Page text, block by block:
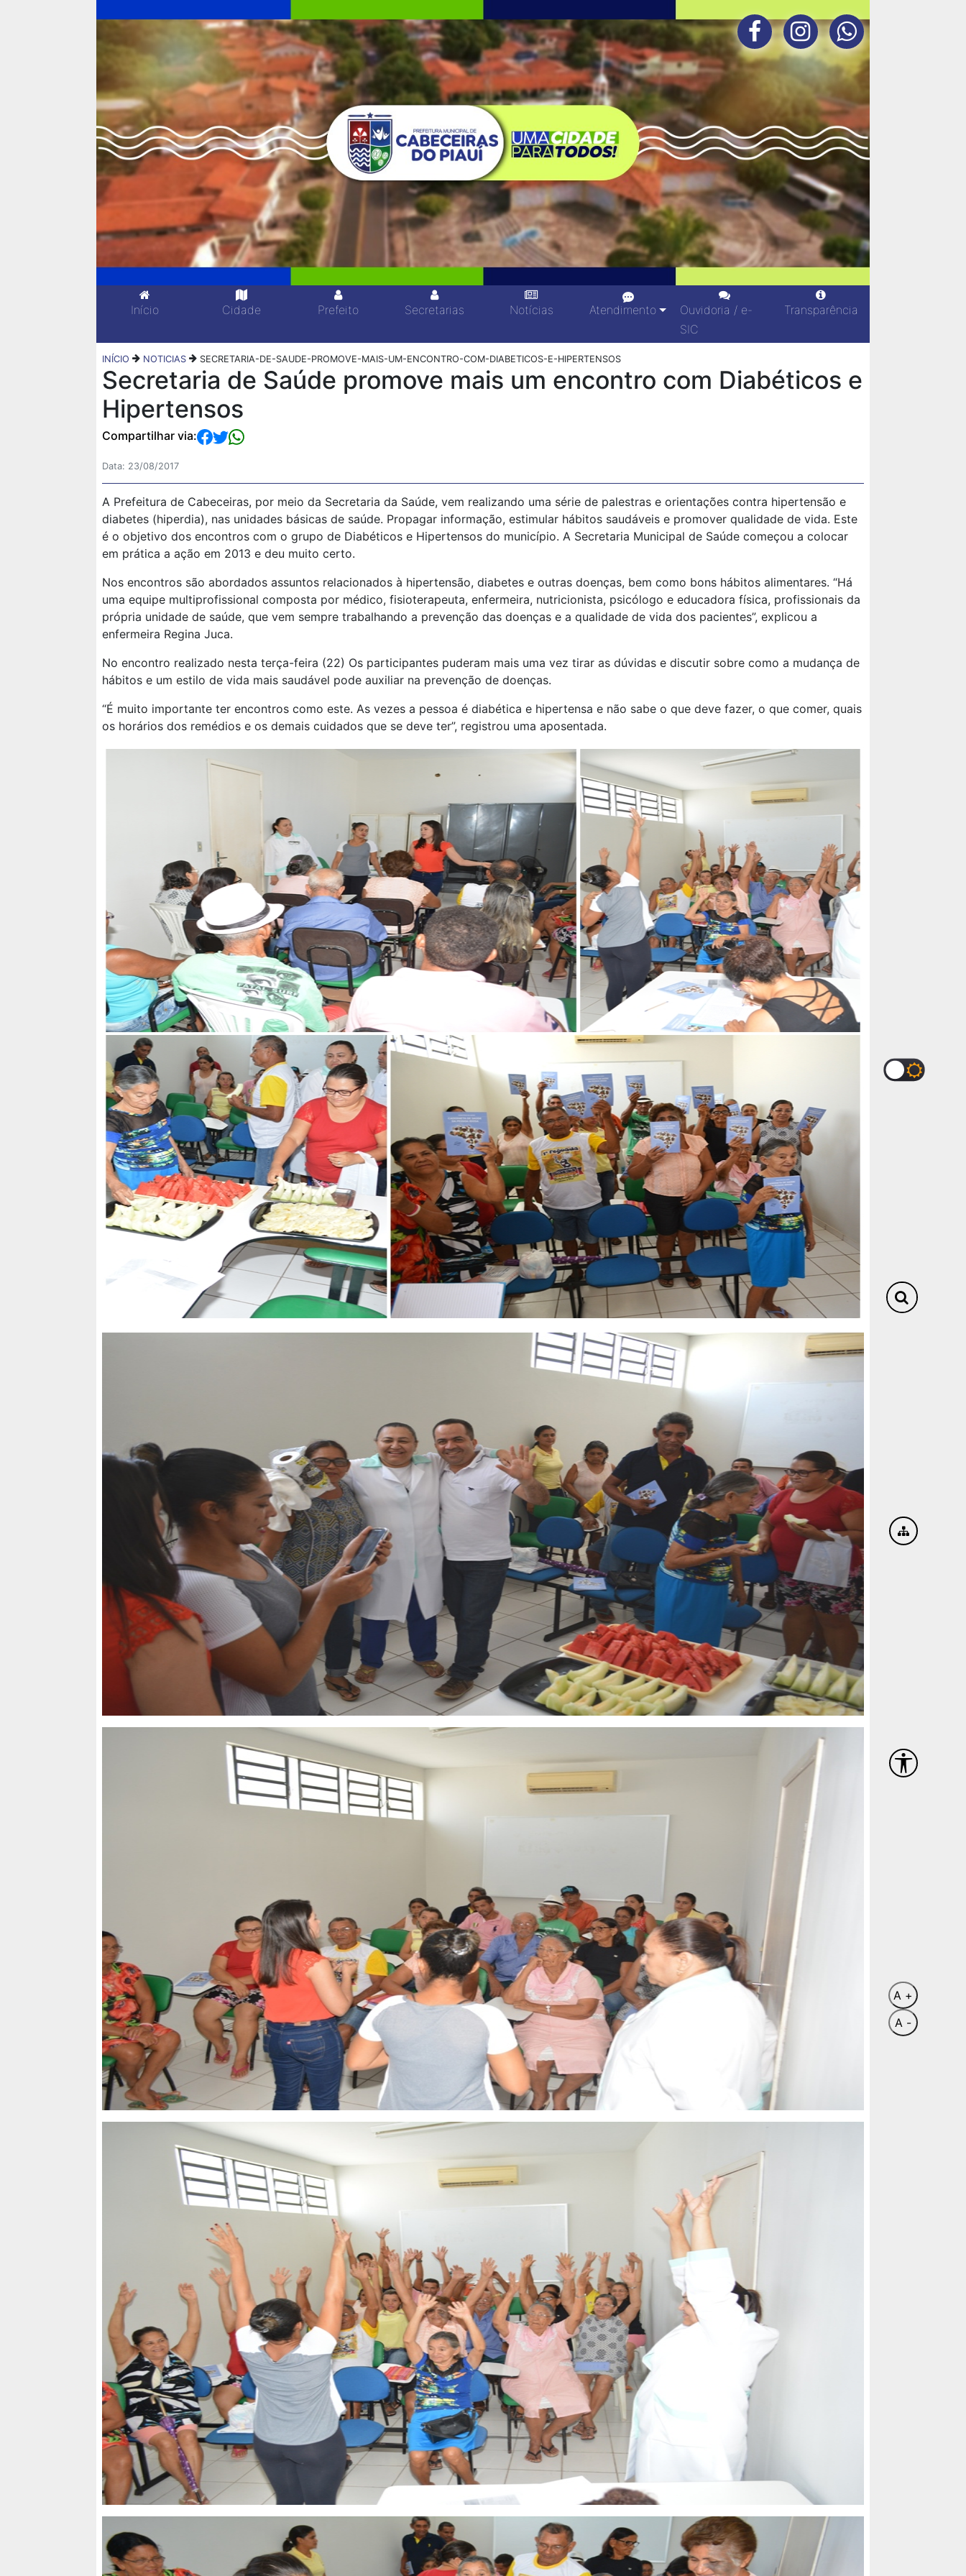
Início Cidade Prefeito Secretarias Notícias Atendimento
Ouvidoria / e-
SIC
Transparência
A +
A -
INÍCIO NOTICIAS SECRETARIA-DE-SAUDE-PROMOVE-MAIS-UM-ENCONTRO-COM-DIABETICOS-E-HIPERTENSOS
Secretaria de Saúde promove mais um encontro com Diabéticos e
Hipertensos
Compartilhar via:
Data: 23/08/2017
A Prefeitura de Cabeceiras, por meio da Secretaria da Saúde, vem realizando uma série de palestras e orientações contra hipertensão e
diabetes (hiperdia), nas unidades básicas de saúde. Propagar informação, estimular hábitos saudáveis e promover qualidade de vida. Este
é o objetivo dos encontros com o grupo de Diabéticos e Hipertensos do município. A Secretaria Municipal de Saúde começou a colocar
em prática a ação em 2013 e deu muito certo.
Nos encontros são abordados assuntos relacionados à hipertensão, diabetes e outras doenças, bem como bons hábitos alimentares. “Há
uma equipe multiprofissional composta por médico, fisioterapeuta, enfermeira, nutricionista, psicólogo e educadora física, profissionais da
própria unidade de saúde, que vem sempre trabalhando a prevenção das doenças e a qualidade de vida dos pacientes”, explicou a
enfermeira Regina Juca.
No encontro realizado nesta terça-feira (22) Os participantes puderam mais uma vez tirar as dúvidas e discutir sobre como a mudança de
hábitos e um estilo de vida mais saudável pode auxiliar na prevenção de doenças.
“É muito importante ter encontros como este. As vezes a pessoa é diabética e hipertensa e não sabe o que deve fazer, o que comer, quais
os horários dos remédios e os demais cuidados que se deve ter”, registrou uma aposentada.